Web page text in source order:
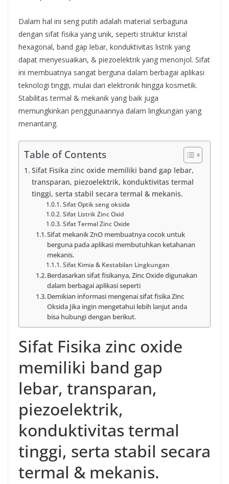
Dalam hal ini seng putih adalah material serbaguna
dengan sifat fisika yang unik, seperti struktur kristal
hexagonal, band gap lebar, konduktivitas listrik yang
dapat menyesuaikan, & piezoelektrik yang menonjol. Sifat
ini membuatnya sangat berguna dalam berbagai aplikasi
teknologi tinggi, mulai dari elektronik hingga kosmetik.
Stabilitas termal & mekanik yang baik juga
memungkinkan penggunaannya dalam lingkungan yang
menantang.
Table of Contents
Sifat Fisika zinc oxide memiliki band gap lebar,
transparan, piezoelektrik, konduktivitas termal
tinggi, serta stabil secara termal & mekanis.
Sifat Optik seng oksida
Sifat Listrik Zinc Oxid
Sifat Termal Zinc Oxide
Sifat mekanik ZnO membuatnya cocok untuk
berguna pada aplikasi membutuhkan ketahanan
mekanis.
Sifat Kimia & Kestabilan Lingkungan
Berdasarkan sifat fisikanya, Zinc Oxide digunakan
dalam berbagai aplikasi seperti
Demikian informasi mengenai sifat fisika Zinc
Oksida Jika ingin mengetahui lebih lanjut anda
bisa hubungi dengan berikut.
Sifat Fisika zinc oxide
memiliki band gap
lebar, transparan,
piezoelektrik,
konduktivitas termal
tinggi, serta stabil secara
termal & mekanis.